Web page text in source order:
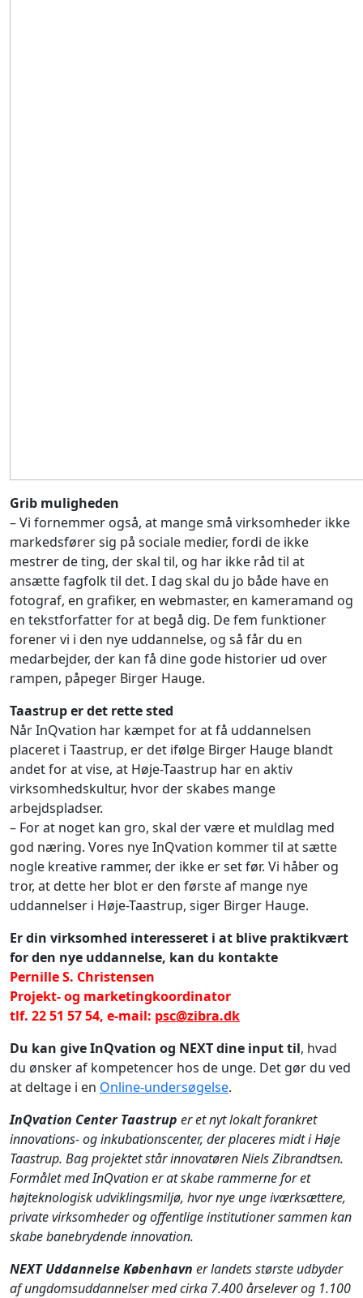
Grib muligheden
– Vi fornemmer også, at mange små virksomheder ikke
markedsfører sig på sociale medier, fordi de ikke
mestrer de ting, der skal til, og har ikke råd til at
ansætte fagfolk til det. I dag skal du jo både have en
fotograf, en grafiker, en webmaster, en kameramand og
en tekstforfatter for at begå dig. De fem funktioner
forener vi i den nye uddannelse, og så får du en
medarbejder, der kan få dine gode historier ud over
rampen, påpeger Birger Hauge.
Taastrup er det rette sted
Når InQvation har kæmpet for at få uddannelsen
placeret i Taastrup, er det ifølge Birger Hauge blandt
andet for at vise, at Høje-Taastrup har en aktiv
virksomhedskultur, hvor der skabes mange
arbejdspladser.
– For at noget kan gro, skal der være et muldlag med
god næring. Vores nye InQvation kommer til at sætte
nogle kreative rammer, der ikke er set før. Vi håber og
tror, at dette her blot er den første af mange nye
uddannelser i Høje-Taastrup, siger Birger Hauge.
Er din virksomhed interesseret i at blive praktikvært
for den nye uddannelse, kan du kontakte
Pernille S. Christensen
Projekt- og marketingkoordinator
tlf. 22 51 57 54, e-mail: psc@zibra.dk
Du kan give InQvation og NEXT dine inputtil, hvad
du ønsker af kompetencer hos de unge. Det gør du ved
at deltage i en Online-undersøgelse.
InQvation Center Taastrup er et nyt lokalt forankret
innovations- og inkubationscenter, der placeres midt i Høje
Taastrup. Bag projektet står innovatøren Niels Zibrandtsen.
Formålet med InQvation er at skabe rammerne for et
højteknologisk udviklingsmiljø, hvor nye unge iværksættere,
private virksomheder og offentlige institutioner sammen kan
skabe banebrydende innovation.
NEXT Uddannelse København er landets største udbyder
af ungdomsuddannelser med cirka 7.400 årselever og 1.100